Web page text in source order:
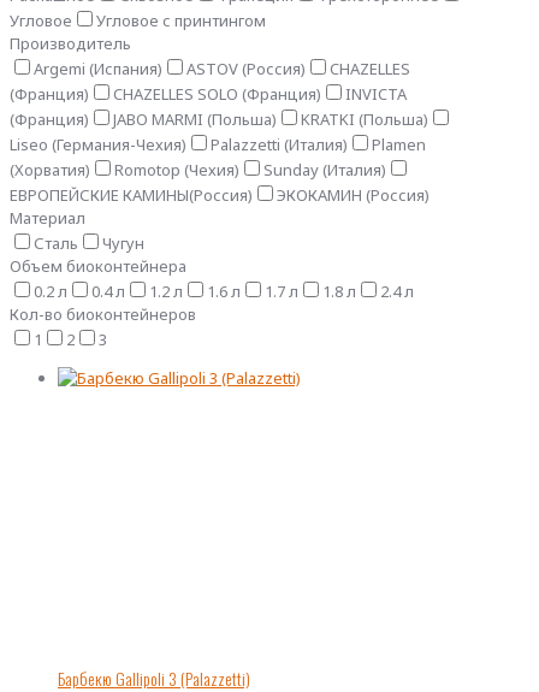
Угловое
Угловое с принтингом
Производитель
Argemi (Испания)
ASTOV (Россия)
CHAZELLES
(Франция)
CHAZELLES SOLO (Франция)
INVICTA
(Франция)
JABO MARMI (Польша)
KRATKI (Польша)
Liseo (Германия-Чехия)
Palazzetti (Италия)
Plamen
(Хорватия)
Romotop (Чехия)
Sunday (Италия)
ЕВРОПЕЙСКИЕ КАМИНЫ(Россия)
ЭКОКАМИН (Россия)
Материал
Сталь
Чугун
Объем биоконтейнера
0.2 л
0.4 л 1.2 л 1.6 л 1.7 л 1.8 л
2.4 л
Кол-во биоконтейнеров
1
2 3
Барбекю Gallipoli 3 (Palazzetti)